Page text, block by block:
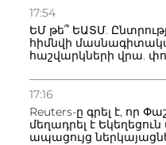
17:54
ԵՄ թե՞ ԵԱՏՄ.
հիմնվի
հաշվարկների վրա.
17:16
Reuters-ը գրել է, որ
մեղադրել է
ապացույց